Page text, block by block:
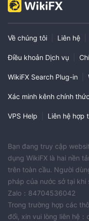
Về chúng tôi Liên hệ
Điều khoản Dịch vụ
WikiFX Search Plug-in
Xác minh kênh chính thức
VPS Help Liên hệ hợp
Bạn đang truy cập
dụng WikiFX là hai nền
trên toàn cầu. Người
pháp của nước sở tại khi
Zalo：84704536042
Trong trường hợp các
đổi, xin vui lòng liên hệ：